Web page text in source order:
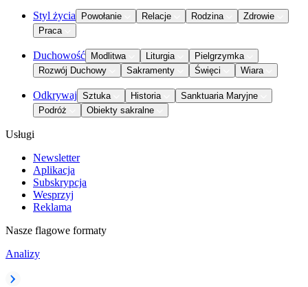
Styl życia Powołanie Relacje Rodzina
Zdrowie
Praca
Duchowość Modlitwa Liturgia
Pielgrzymka
Rozwój Duchowy
Sakramenty Święci Wiara
Odkrywaj Sztuka Historia
Sanktuaria Maryjne
Podróż
Obiekty sakralne
Usługi
Newsletter
Aplikacja
Subskrypcja
Wesprzyj
Reklama
Nasze flagowe formaty
Analizy